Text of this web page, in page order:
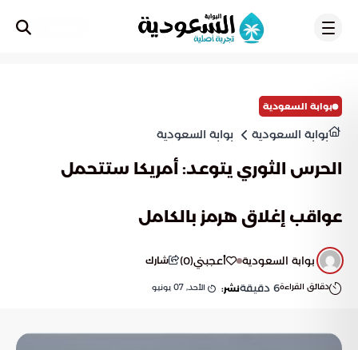
بوابة السعودية
بوابة السعودية بوابة السعودية
الحرس الثوري يتوعد: أمريكا ستتحمل
عواقب إغلاق هرمز بالكامل
بوابة السعودية أعجبني(
0
) شارك
دقائق القراءة6 دقيقةنشر: الأحد, 07 يونيو